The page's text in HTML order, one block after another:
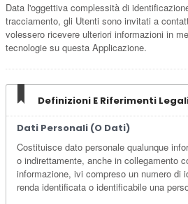
Data l'oggettiva complessità di
tracciamento, gli Utenti sono invitati a
volessero ricevere ulteriori informazioni in
tecnologie su questa Applicazione.
Definizioni E Riferimenti
Dati Personali (o Dati)
Costituisce dato personale qualunque
o indirettamente, anche in collegamento
informazione, ivi compreso un numero di
renda identificata o identificabile una